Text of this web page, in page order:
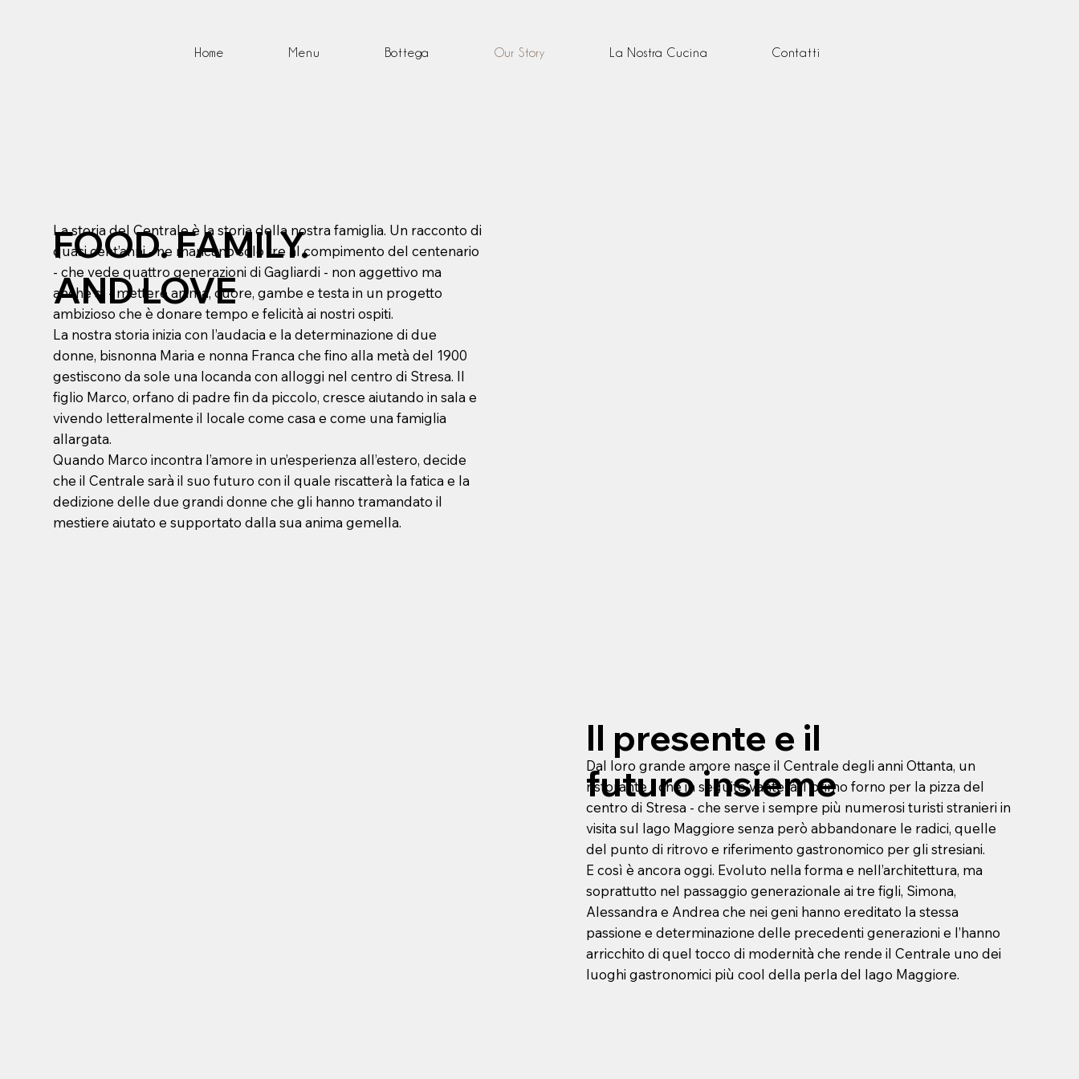
Home Menu Bottega Our Story La Nostra Cucina Contatti
FOOD. FAMILY.
AND LOVE
La storia del Centrale è la storia della nostra famiglia. Un racconto di
quasi cent’anni - ne mancano solo tre al compimento del centenario
- che vede quattro generazioni di Gagliardi - non aggettivo ma
anche sì - mettere anima, cuore, gambe e testa in un progetto
ambizioso che è donare tempo e felicità ai nostri ospiti.
La nostra storia inizia con l’audacia e la determinazione di due
donne, bisnonna Maria e nonna Franca che fino alla metà del 1900
gestiscono da sole una locanda con alloggi nel centro di Stresa. Il
figlio Marco, orfano di padre fin da piccolo, cresce aiutando in sala e
vivendo letteralmente il locale come casa e come una famiglia
allargata.
Quando Marco incontra l’amore in un’esperienza all’estero, decide
che il Centrale sarà il suo futuro con il quale riscatterà la fatica e la
dedizione delle due grandi donne che gli hanno tramandato il
mestiere aiutato e supportato dalla sua anima gemella.
Il presente e il
futuro insieme
Dal loro grande amore nasce il Centrale degli anni Ottanta, un
ristorante - che in seguito vanterà il primo forno per la pizza del
centro di Stresa - che serve i sempre più numerosi turisti stranieri in
visita sul lago Maggiore senza però abbandonare le radici, quelle
del punto di ritrovo e riferimento gastronomico per gli stresiani.
E così è ancora oggi. Evoluto nella forma e nell’architettura, ma
soprattutto nel passaggio generazionale ai tre figli, Simona,
Alessandra e Andrea che nei geni hanno ereditato la stessa
passione e determinazione delle precedenti generazioni e l’hanno
arricchito di quel tocco di modernità che rende il Centrale uno dei
luoghi gastronomici più cool della perla del lago Maggiore.